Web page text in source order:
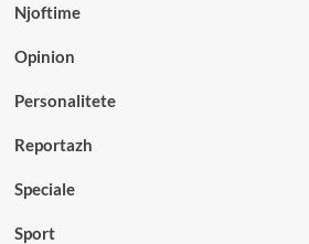
Njoftime
Opinion
Personalitete
Reportazh
Speciale
Sport